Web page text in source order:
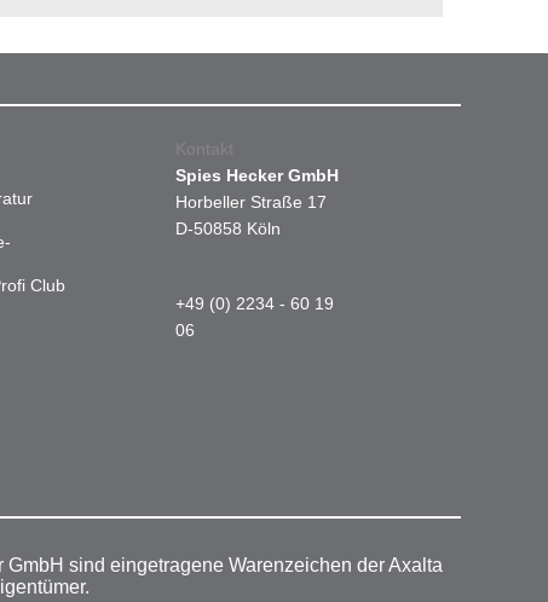
Club
Kontakt
Spies Hecker GmbH
Horbeller Straße 17
D-50858 Köln
+49 (0) 2234 - 60 19
06
sind eingetragene Warenzeichen der Axalta